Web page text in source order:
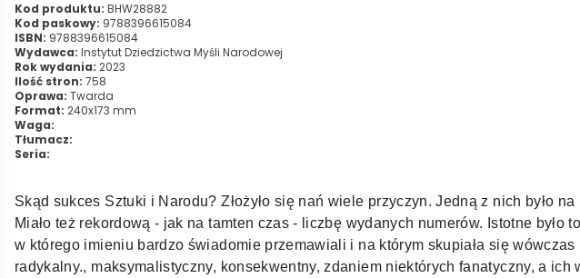
Kod produktu: BHW28882
Kod paskowy: 9788396615084
ISBN: 9788396615084
Wydawca: Instytut Dziedzictwa Myśli Narodowej
Rok wydania: 2023
Ilość stron: 758
Oprawa: Twarda
Format: 240x173 mm
Waga:
Tłumacz:
Seria:
Skąd sukces Sztuki i Narodu? Złożyło się nań wiele przyczyn. Jedną z nich było
Miało też rekordową - jak na tamten czas - liczbę wydanych numerów. Istotne
w którego imieniu bardzo świadomie przemawiali i na którym skupiała się
radykalny., maksymalistyczny, konsekwentny, zdaniem niektórych fanatyczny, a